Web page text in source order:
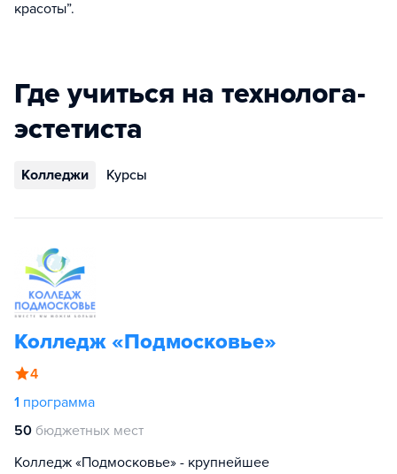
красоты”.
Где учиться на технолога-
эстетиста
Колледжи Курсы
Колледж «Подмосковье»
4
1 программа
50 бюджетных мест
Колледж «Подмосковье» - крупнейшее